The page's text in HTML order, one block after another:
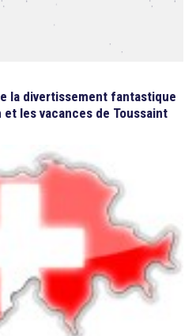
CONTACT
la divertissement fantastique
et les vacances de Toussaint